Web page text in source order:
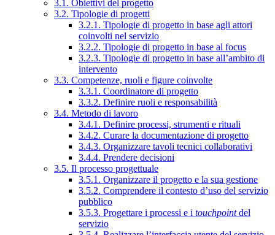
3.1. Obiettivi del progetto
3.2. Tipologie di progetti
3.2.1. Tipologie di progetto in base agli attori
coinvolti nel servizio
3.2.2. Tipologie di progetto in base al focus
3.2.3. Tipologie di progetto in base all’ambito di
intervento
3.3. Competenze, ruoli e figure coinvolte
3.3.1. Coordinatore di progetto
3.3.2. Definire ruoli e responsabilità
3.4. Metodo di lavoro
3.4.1. Definire processi, strumenti e rituali
3.4.2. Curare la documentazione di progetto
3.4.3. Organizzare tavoli tecnici collaborativi
3.4.4. Prendere decisioni
3.5. Il processo progettuale
3.5.1. Organizzare il progetto e la sua gestione
3.5.2. Comprendere il contesto d’uso del servizio
pubblico
3.5.3. Progettare i processi e i touchpointdel
servizio